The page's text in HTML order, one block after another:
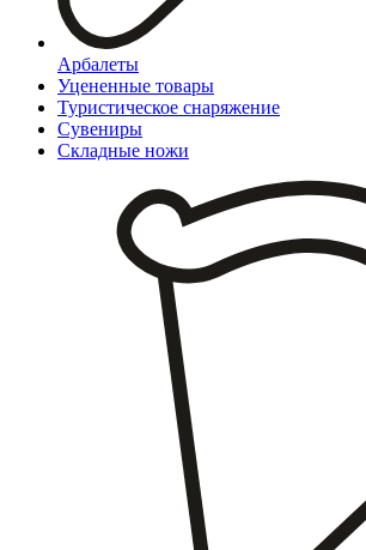
Арбалеты
Уцененные товары
Туристическое снаряжение
Сувениры
Складные ножи